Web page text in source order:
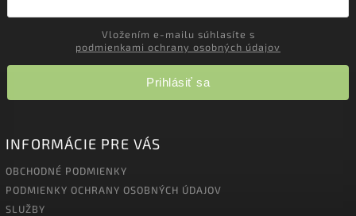
podmienkami ochrany osobných údajov
Prihlásiť sa
INFORMÁCIE PRE VÁS
OBCHODNÉ PODMIENKY
PODMIENKY OCHRANY OSOBNÝCH ÚDAJOV
SLUŽBY